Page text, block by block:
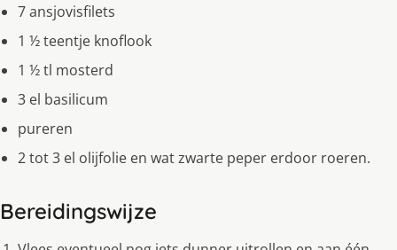
7 ansjovisfilets
1 ½ teentje knoflook
1 ½ tl mosterd
3 el basilicum
pureren
2 tot 3 el olijfolie en wat zwarte peper erdoor roeren.
Bereidingswijze